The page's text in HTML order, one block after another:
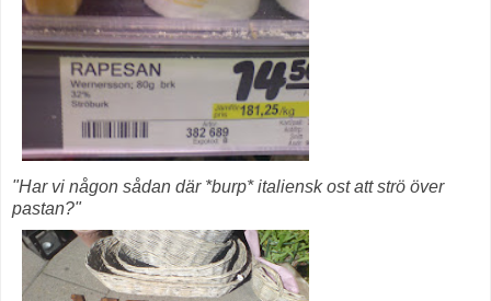
"Har vi någon sådan där *burp* italiensk ost att strö över
pastan?"